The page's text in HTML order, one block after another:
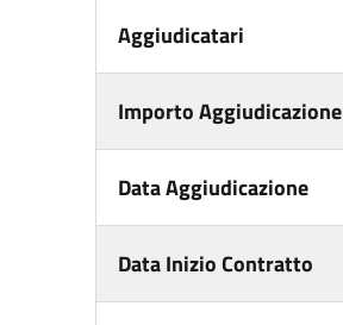
Aggiudicatari
Importo Aggiudicazione
Data Aggiudicazione
Data Inizio Contratto